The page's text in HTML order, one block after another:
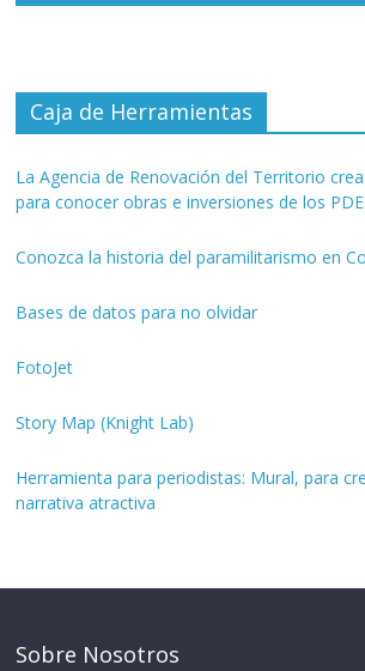
Caja de Herramientas
La Agencia de Renovación del Territorio
para conocer obras e inversiones de los
Conozca la historia del paramilitarismo en
Bases de datos para no olvidar
FotoJet
Story Map (Knight Lab)
Herramienta para periodistas: Mural, para
narrativa atractiva
Sobre Nosotros